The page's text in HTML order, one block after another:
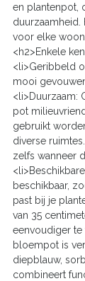
en plantenpot,
duurzaamheid.
voor elke
<h2>Enkele
<li>Geribbeld
mooi
<li>Duurzaam:
pot
gebruikt
diverse
zelfs wanneer
beschikbaar,
past bij je
van 35
eenvoudiger te
bloempot is
diepblauw,
combineert